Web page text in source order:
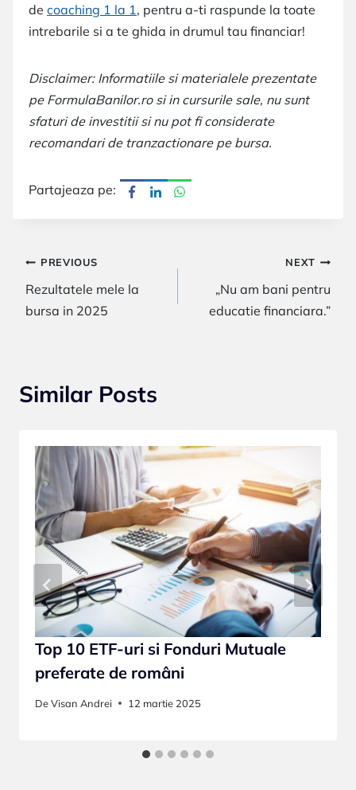
de coaching 1 la 1, pentru a-ti raspunde la toate
intrebarile si a te ghida in drumul tau financiar!
Disclaimer: Informatiile si materialele prezentate
pe FormulaBanilor.ro si in cursurile sale, nu sunt
sfaturi de investitii si nu pot fi considerate
recomandari de tranzactionare pe bursa.
Partajeaza pe:
Navigare
în
PREVIOUS
Rezultatele mele la
bursa in 2025
NEXT
„Nu am bani pentru
educatie financiara.”
Similar Posts
Top 10 ETF-uri si Fonduri Mutuale
preferate de români
DeVisan Andrei 12 martie 2025